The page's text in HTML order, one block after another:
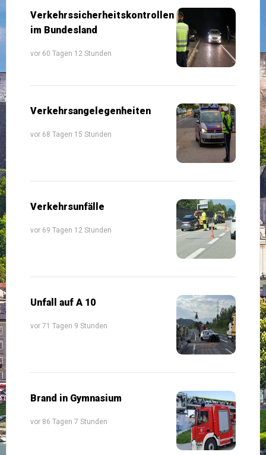
Verkehrssicherheitskontrollen
im Bundesland
vor 60 Tagen 12 Stunden
Verkehrsangelegenheiten
vor 68 Tagen 15 Stunden
Verkehrsunfälle
vor 69 Tagen 12 Stunden
Unfall auf A 10
vor 71 Tagen 9 Stunden
Brand in Gymnasium
vor 86 Tagen 7 Stunden